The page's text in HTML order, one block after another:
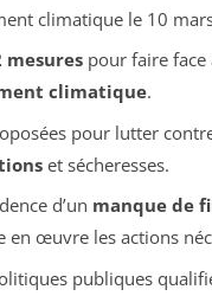
climatique le 10
mesurespour faire face
climatique.
pour lutter
et sécheresses.
d’un manque de
en œuvre les actions
publiques